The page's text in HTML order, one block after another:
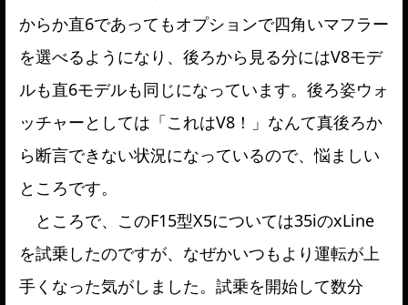
からか直6であってもオプションで四角いマフラー
を選べるようになり、後ろから見る分にはV8モデ
ルも直6モデルも同じになっています。後ろ姿ウォ
ッチャーとしては「これはV8！」なんて真後ろか
ら断言できない状況になっているので、悩ましい
ところです。
ところで、このF15型X5については35iのxLine
を試乗したのですが、なぜかいつもより運転が上
手くなった気がしました。試乗を開始して数分